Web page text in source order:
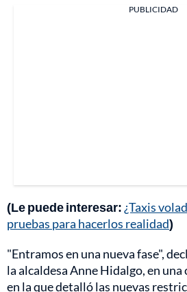
PUBLICIDAD
(Le puede interesar: ¿Taxis
pruebas para hacerlos realidad)
"Entramos en una nueva fase",
la alcaldesa Anne Hidalgo, en
en la que detalló las nuevas